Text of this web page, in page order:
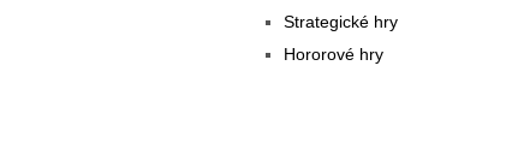
Strategické hry
Hororové hry